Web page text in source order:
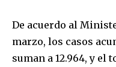
To subscribe, simply
De acuerdo al
marzo, los casos
suman a 12.964, y el